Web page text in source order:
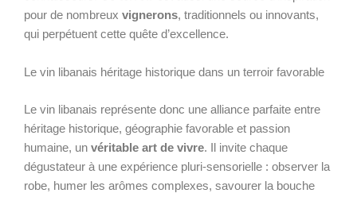
pour de nombreux vignerons, traditionnels ou innovants,
qui perpétuent cette quête d’excellence.
Le vin libanais héritage historique dans un terroir favorable
Le vin libanais représente donc une alliance parfaite entre
héritage historique, géographie favorable et passion
humaine, un véritable art de vivre. Il invite chaque
dégustateur à une expérience pluri-sensorielle : observer la
robe, humer les arômes complexes, savourer la bouche